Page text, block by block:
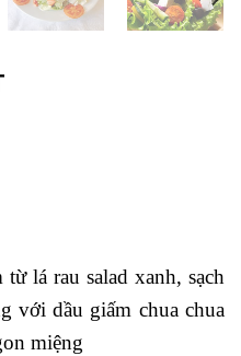
lá rau salad xanh, sạch
với dầu giấm chua chua
miệng